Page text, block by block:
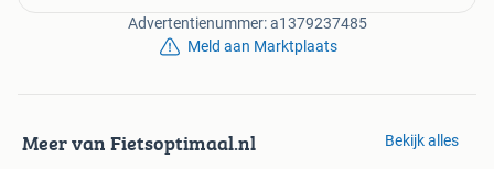
Zorgeloos fietsen met onze servicepakketten:
- Gratis rijklaar maken
- Gratis montage van accessoires
- Gratis service en pechhulp 24/7 (hele EU)
- Gratis recht op leen e-bike
Advertentienummer: a1379237485
Meld aan Marktplaats
Meer van Fietsoptimaal.nl Bekijk alles